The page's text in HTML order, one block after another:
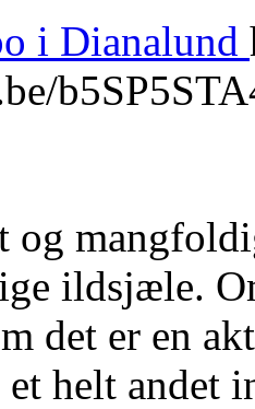
i Dianalund
og
ildsjæle.
det er en
helt andet